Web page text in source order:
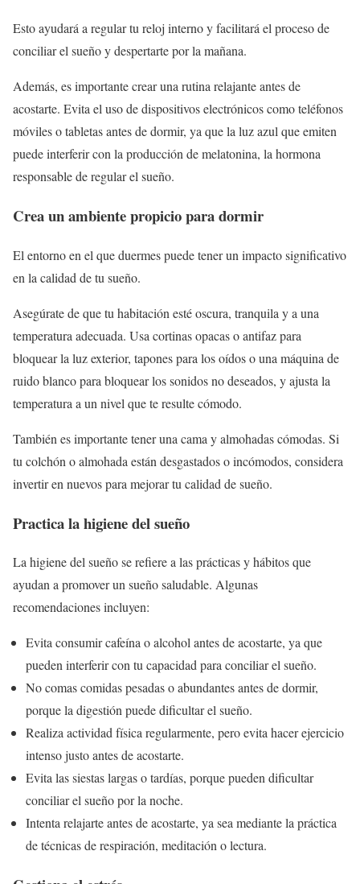
Esto ayudará a regular tu reloj interno y facilitará el proceso de
conciliar el sueño y despertarte por la mañana.
Además, es importante crear una rutina relajante antes de
acostarte. Evita el uso de dispositivos electrónicos como teléfonos
móviles o tabletas antes de dormir, ya que la luz azul que emiten
puede interferir con la producción de melatonina, la hormona
responsable de regular el sueño.
Crea un ambiente propicio para dormir
El entorno en el que duermes puede tener un impacto significativo
en la calidad de tu sueño.
Asegúrate de que tu habitación esté oscura, tranquila y a una
temperatura adecuada. Usa cortinas opacas o antifaz para
bloquear la luz exterior, tapones para los oídos o una máquina de
ruido blanco para bloquear los sonidos no deseados, y ajusta la
temperatura a un nivel que te resulte cómodo.
También es importante tener una cama y almohadas cómodas. Si
tu colchón o almohada están desgastados o incómodos, considera
invertir en nuevos para mejorar tu calidad de sueño.
Practica la higiene del sueño
La higiene del sueño se refiere a las prácticas y hábitos que
ayudan a promover un sueño saludable. Algunas
recomendaciones incluyen:
Evita consumir cafeína o alcohol antes de acostarte, ya que
pueden interferir con tu capacidad para conciliar el sueño.
No comas comidas pesadas o abundantes antes de dormir,
porque la digestión puede dificultar el sueño.
Realiza actividad física regularmente, pero evita hacer ejercicio
intenso justo antes de acostarte.
Evita las siestas largas o tardías, porque pueden dificultar
conciliar el sueño por la noche.
Intenta relajarte antes de acostarte, ya sea mediante la práctica
de técnicas de respiración, meditación o lectura.